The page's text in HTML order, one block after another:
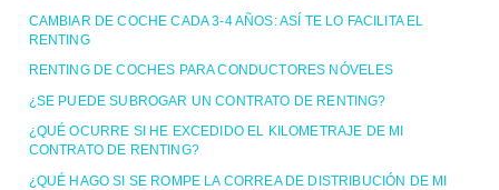
CAMBIAR DE COCHE CADA 3-4 AÑOS: ASÍ TE LO FACILITA EL
RENTING
RENTING DE COCHES PARA CONDUCTORES NÓVELES
¿SE PUEDE SUBROGAR UN CONTRATO DE RENTING?
¿QUÉ OCURRE SI HE EXCEDIDO EL KILOMETRAJE DE MI
CONTRATO DE RENTING?
¿QUÉ HAGO SI SE ROMPE LA CORREA DE DISTRIBUCIÓN DE MI